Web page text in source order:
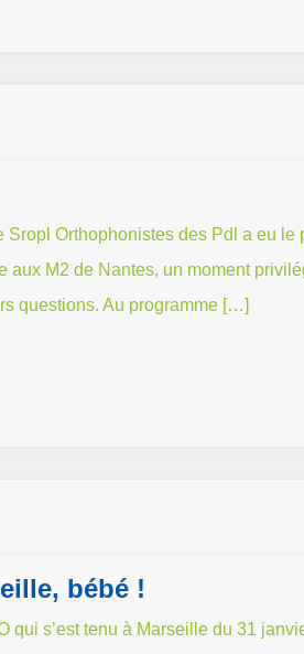
Sropl Orthophonistes des Pdl a eu le
aux M2 de Nantes, un moment
questions. Au programme […]
bébé !
qui s’est tenu à Marseille du 31